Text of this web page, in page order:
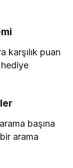
karşılık puan
başına
arama